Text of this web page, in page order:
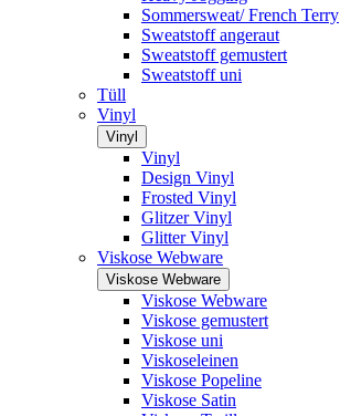
Sommersweat/ French Terry
Sweatstoff angeraut
Sweatstoff gemustert
Sweatstoff uni
Tüll
Vinyl
Vinyl
Vinyl
Design Vinyl
Frosted Vinyl
Glitzer Vinyl
Glitter Vinyl
Viskose Webware
Viskose Webware
Viskose Webware
Viskose gemustert
Viskose uni
Viskoseleinen
Viskose Popeline
Viskose Satin